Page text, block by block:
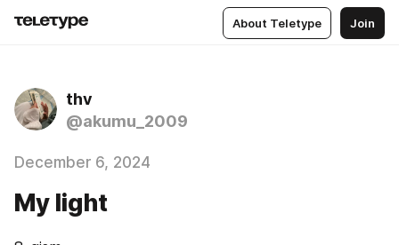
About Teletype Join
thv
@akumu_2009
December 6, 2024
My light